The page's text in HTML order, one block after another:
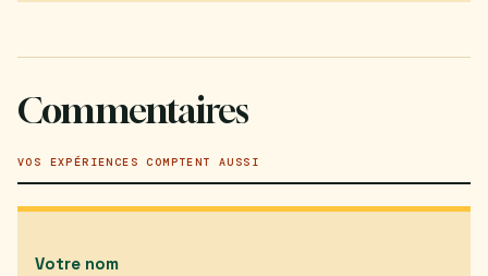
Commentaires
VOS EXPÉRIENCES COMPTENT AUSSI
Votre nom